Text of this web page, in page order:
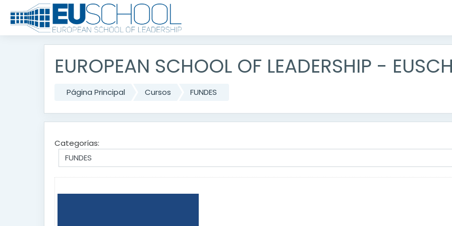
Salta al contenido principal
EUROPEAN SCHOOL OF LEADERSHIP -
Página Principal Cursos FUNDES
Categorías: